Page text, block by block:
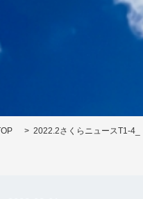
2022.2さくらニュースT1-4_